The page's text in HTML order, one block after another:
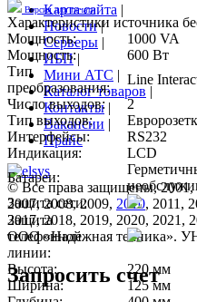
Версия для печати
Характеристики источника
Мощность:
1000 VA
Мощность:
600 Вт
Тип
преобразования:
Line
Число выходов:
2
Тип выходов:
Интерфейсы:
RS232
Индикация:
LCD
Батареи:
Защита сети:
Защита
телефонной
линии:
Высота:
220 мм
Ширина:
125 мм
Карта сайта |
Новости|
Серверы |
ИБП|
Мини АТС |
Каталог товаров |
Контакты |
Вакансии |
Прайс
© Все права защищены, 2001,
2007, 2008, 2009, 2010, 2011,
2017, 2018, 2019, 2020, 2021,
ООО «Надежная техника».
Запросить счет